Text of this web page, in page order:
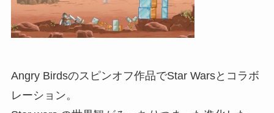
Angry Birdsのスピンオフ作品でStar Warsとコラボ
レーション。